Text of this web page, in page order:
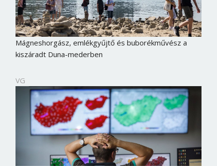
Mágneshorgász, emlékgyűjtő és buborékművész a
kiszáradt Duna-mederben
VG